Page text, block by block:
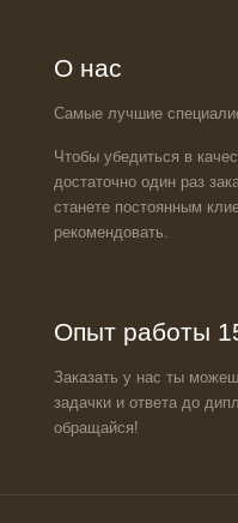
О нас
Самые лучшие
Чтобы убедиться в
достаточно один раз
станете постоянным
рекомендовать.
Опыт работы
Заказать у нас ты
задачки и ответа до
обращайся!